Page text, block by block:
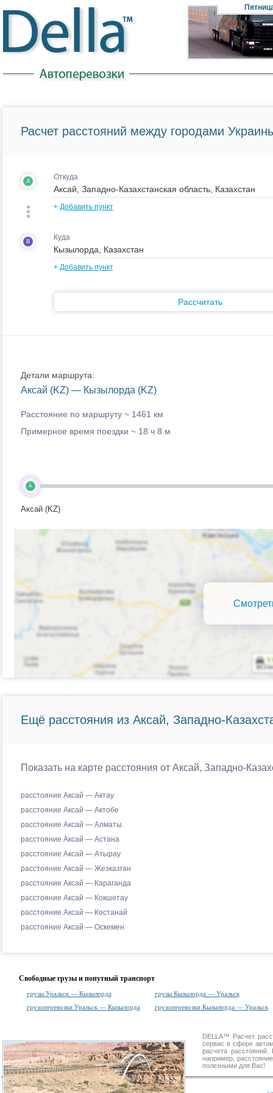
Расчет расстояний между городами
A Откуда
+ Добавить пункт
B Куда
+ Добавить пункт
Рассчитать
Детали маршрута:
Аксай (KZ) — Кызылорда (KZ)
Расстояние по маршруту ~ 1461 км
Примерное время поездки ~ 18 ч 8 м
A
Аксай (KZ)
Ещё расстояния из Аксай, Западно-
Показать на карте расстояния от Аксай, Западно-
расстояние Аксай — Актау
расстояние Аксай — Актобе
расстояние Аксай — Алматы
расстояние Аксай — Астана
расстояние Аксай — Атырау
расстояние Аксай — Жезказган
расстояние Аксай — Караганда
расстояние Аксай — Кокшетау
расстояние Аксай — Костанай
расстояние Аксай — Оскемен
Свободные грузы и попутный транспорт
грузы Уральск — Кызылорда
грузы Кызылорда — Уральск
грузоперевозки Уральск — Кызылорда
грузоперевозки Кызылорда — Уральск
DELLA™ Расчет
сервис в сфере
расчета
например,
полезными для Вас!